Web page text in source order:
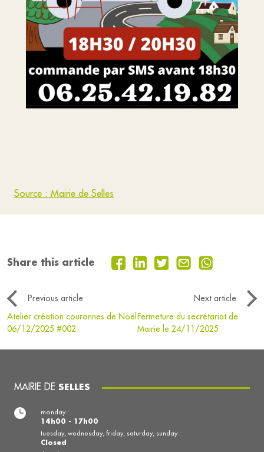
Source : Mairie de Selles
Share this article
Previous article
Next article
Atelier création couronnes de Noël
06/12/2025 #002
Fermeture du secrétariat de
Mairie le 24/11/2025
MAIRIE DE SELLES
monday :
14h00 - 17h00
tuesday, wednesday, friday, saturday, sunday :
Closed